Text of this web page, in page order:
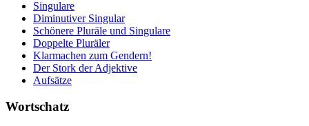
Singulare
Diminutiver Singular
Schönere Pluräle und Singulare
Doppelte Pluräler
Klarmachen zum Gendern!
Der Stork der Adjektive
Aufsätze
Wortschatz